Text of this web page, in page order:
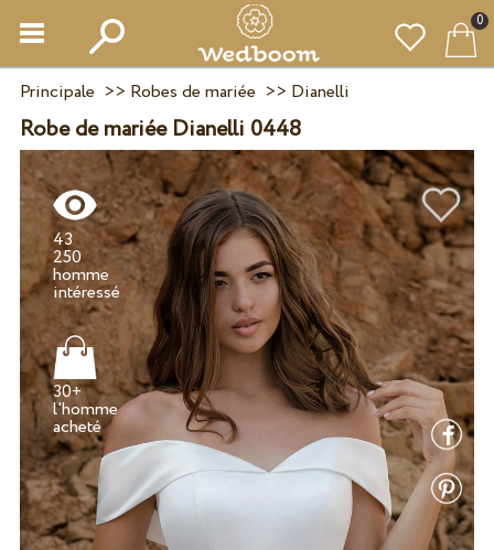
0
Principale >> Robes de mariée >> Dianelli
Robe de mariée Dianelli 0448
43
250
homme
30+
l'homme